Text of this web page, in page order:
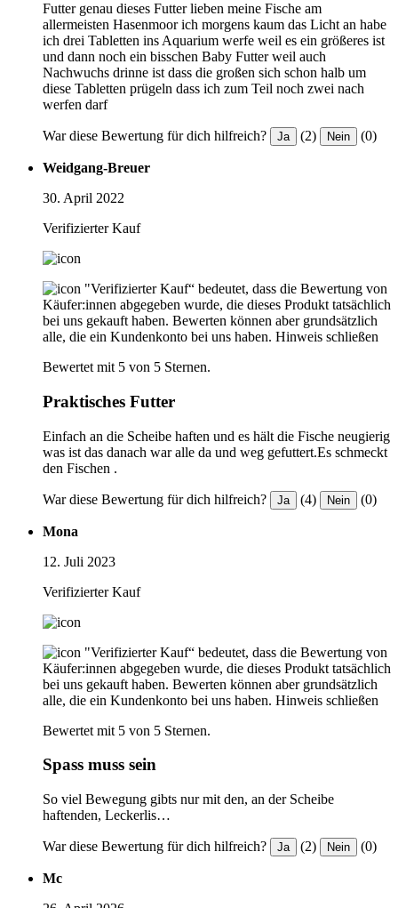
Futter genau dieses Futter lieben meine Fische am
allermeisten Hasenmoor ich morgens kaum das Licht an habe
ich drei Tabletten ins Aquarium werfe weil es ein größeres ist
und dann noch ein bisschen Baby Futter weil auch
Nachwuchs drinne ist dass die großen sich schon halb um
diese Tabletten prügeln dass ich zum Teil noch zwei nach
werfen darf
War diese Bewertung für dich hilfreich? Ja (2) Nein (0)
Weidgang-Breuer
30. April 2022
Verifizierter Kauf
"Verifizierter Kauf“ bedeutet, dass die Bewertung von
Käufer:innen abgegeben wurde, die dieses Produkt tatsächlich
bei uns gekauft haben. Bewerten können aber grundsätzlich
alle, die ein Kundenkonto bei uns haben. Hinweis schließen
Bewertet mit 5 von 5 Sternen.
Praktisches Futter
Einfach an die Scheibe haften und es hält die Fische neugierig
was ist das danach war alle da und weg gefuttert.Es schmeckt
den Fischen .
War diese Bewertung für dich hilfreich? Ja (4) Nein (0)
Mona
12. Juli 2023
Verifizierter Kauf
"Verifizierter Kauf“ bedeutet, dass die Bewertung von
Käufer:innen abgegeben wurde, die dieses Produkt tatsächlich
bei uns gekauft haben. Bewerten können aber grundsätzlich
alle, die ein Kundenkonto bei uns haben. Hinweis schließen
Bewertet mit 5 von 5 Sternen.
Spass muss sein
So viel Bewegung gibts nur mit den, an der Scheibe
haftenden, Leckerlis…
War diese Bewertung für dich hilfreich? Ja (2) Nein (0)
Mc